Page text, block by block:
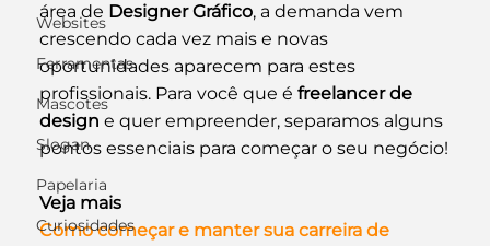
Websites
Ferramentas
Mascotes
Slogan
Papelaria
Curiosidades
área de Designer Gráfico, a demanda vem
crescendo cada vez mais e novas
oportunidades aparecem para estes
profissionais. Para você que é freelancer de
design e quer empreender, separamos alguns
pontos essenciais para começar o seu negócio!
Veja mais
Como começar e manter sua carreira de